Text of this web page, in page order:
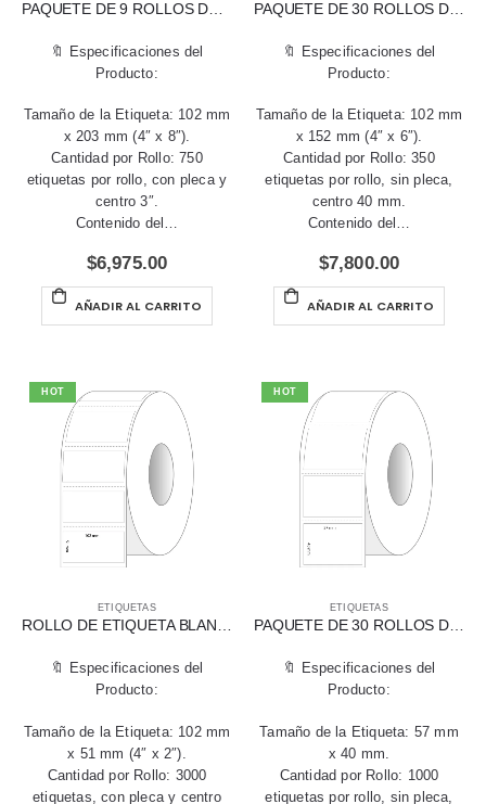
PAQUETE DE 9 ROLLOS DE ETIQUETAS BLANCAS DE TRANSFERENCIA TÉRMICA 102 X 203 MM (4″ X 8″)
🔖 Especificaciones del
Producto:
Tamaño de la Etiqueta: 102 mm
x 203 mm (4″ x 8″).
Cantidad por Rollo: 750
etiquetas por rollo, con pleca y
centro 3″.
Contenido del…
$6,975.00
AÑADIR AL CARRITO
PAQUETE DE 30 ROLLOS DE ETIQUETAS TÉRMICAS DIRECTAS 102 X 152 MM (4″ X 6″) PARA IMPRESORA DE ESCRITORIO
🔖 Especificaciones del
Producto:
Tamaño de la Etiqueta: 102 mm
x 152 mm (4″ x 6″).
Cantidad por Rollo: 350
etiquetas por rollo, sin pleca,
centro 40 mm.
Contenido del…
$7,800.00
AÑADIR AL CARRITO
HOT
ETIQUETAS
ROLLO DE ETIQUETA BLANCA DE TRANSFERENCIA TÉRMICA 102 X 51 MM (4″ X 2″)
🔖 Especificaciones del
Producto:
Tamaño de la Etiqueta: 102 mm
x 51 mm (4″ x 2″).
Cantidad por Rollo: 3000
etiquetas, con pleca y centro
HOT
ETIQUETAS
PAQUETE DE 30 ROLLOS DE ETIQUETAS TÉRMICAS DIRECTAS 57 X 40 MM PARA BÁSCULA
🔖 Especificaciones del
Producto:
Tamaño de la Etiqueta: 57 mm
x 40 mm.
Cantidad por Rollo: 1000
etiquetas por rollo, sin pleca,